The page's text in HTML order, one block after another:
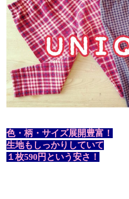
色・柄・サイズ展開豊富！
生地もしっかりしていて
１枚590円という安さ！